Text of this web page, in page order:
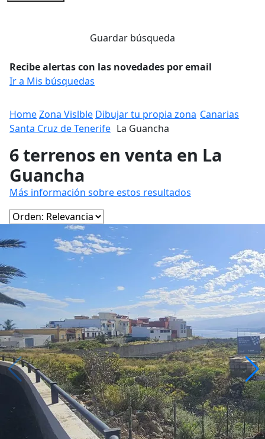
Guardar búsqueda
Recibe alertas con las novedades por email
Ir a Mis búsquedas
HomeZona Vislble Dibujar tu propia zona Canarias
Santa Cruz de Tenerife La Guancha
6 terrenos en venta en La
Guancha
Más información sobre estos resultados